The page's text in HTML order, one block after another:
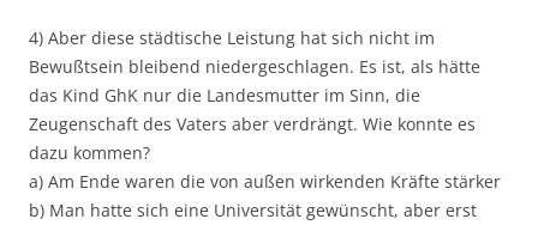
4) Aber diese städtische Leistung hat sich nicht im
Bewußtsein bleibend niedergeschlagen. Es ist, als hätte
das Kind GhK nur die Landesmutter im Sinn, die
Zeugenschaft des Vaters aber verdrängt. Wie konnte es
dazu kommen?
a) Am Ende waren die von außen wirkenden Kräfte stärker
b) Man hatte sich eine Universität gewünscht, aber erst